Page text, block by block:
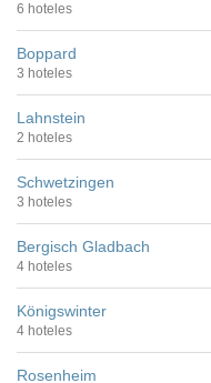
6 hoteles
Boppard
3 hoteles
Lahnstein
2 hoteles
Schwetzingen
3 hoteles
Bergisch Gladbach
4 hoteles
Königswinter
4 hoteles
Rosenheim